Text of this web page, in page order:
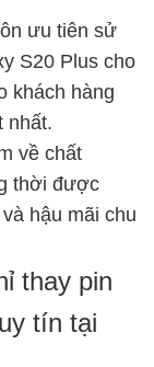
ưu tiên sử
S20 Plus cho
khách hàng
nhất.
về chất
thời được
hậu mãi chu
thay pin
tín tại